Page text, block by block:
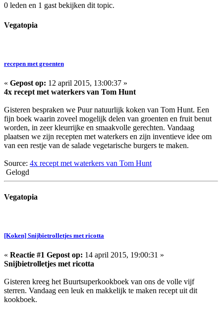
0 leden en 1 gast bekijken dit topic.
Vegatopia
recepen met groenten
« Gepost op: 12 april 2015, 13:00:37 »
4x recept met waterkers van Tom Hunt
Gisteren bespraken we Puur natuurlijk koken van Tom Hunt. Een
fijn boek waarin zoveel mogelijk delen van groenten en fruit benut
worden, in zeer kleurrijke en smaakvolle gerechten. Vandaag
plaatsen we zijn recepten met waterkers en zijn inventieve idee om
van een restje van de salade vegetarische burgers te maken.
Source: 4x recept met waterkers van Tom Hunt
Gelogd
Vegatopia
[Koken] Snijbietrolletjes met ricotta
« Reactie #1 Gepost op: 14 april 2015, 19:00:31 »
Snijbietrolletjes met ricotta
Gisteren kreeg het Buurtsuperkookboek van ons de volle vijf
sterren. Vandaag een leuk en makkelijk te maken recept uit dit
kookboek.